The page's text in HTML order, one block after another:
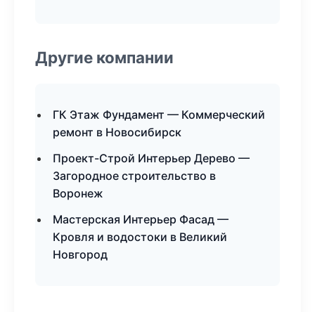
Другие компании
ГК Этаж Фундамент — Коммерческий
ремонт в Новосибирск
Проект-Строй Интерьер Дерево —
Загородное строительство в
Воронеж
Мастерская Интерьер Фасад —
Кровля и водостоки в Великий
Новгород